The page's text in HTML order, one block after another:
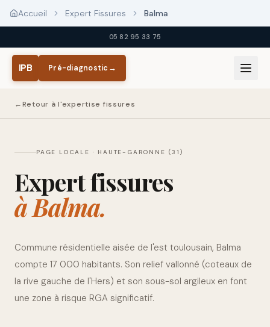
Aller au contenu principal
Accueil Expert Fissures Balma
05 82 95 33 75
IPB Pré-diagnostic →
←Retour à l'expertise fissures
PAGE LOCALE · HAUTE-GARONNE (31)
Expert fissures
àBalma.
Commune résidentielle aisée de l'est toulousain, Balma
compte 17 000 habitants. Son relief vallonné (coteaux de
la rive gauche de l'Hers) et son sous-sol argileux en font
une zone à risque RGA significatif.